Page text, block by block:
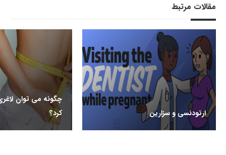
مقالات مرتبط
ارتودنسی و سزارین
چگونه می توان
کرد؟